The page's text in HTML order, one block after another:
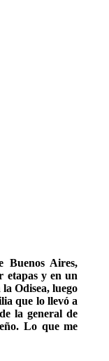
Buenos Aires,
etapas y en un
Odisea, luego
que lo llevó a
la general de
Lo que me